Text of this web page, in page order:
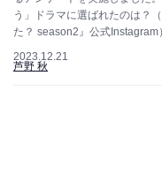
う」ドラマに選ばれたのは？
た？ season2』公式Instagram）
2023.12.21
芦野 秋